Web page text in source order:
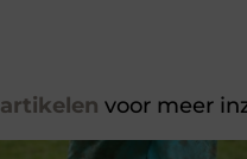
artikelen voor meer